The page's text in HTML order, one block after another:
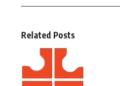
Related Posts